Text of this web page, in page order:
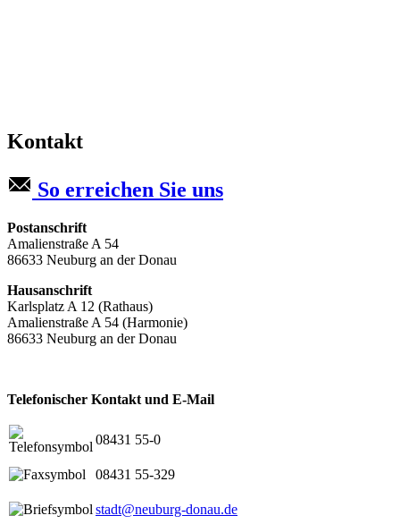
Kontakt
So erreichen Sie uns
Postanschrift
Amalienstraße A 54
86633 Neuburg an der Donau
Hausanschrift
Karlsplatz A 12 (Rathaus)
Amalienstraße A 54 (Harmonie)
86633 Neuburg an der Donau
Telefonischer Kontakt und E-Mail
08431 55-0
08431 55-329
stadt@neuburg-donau.de